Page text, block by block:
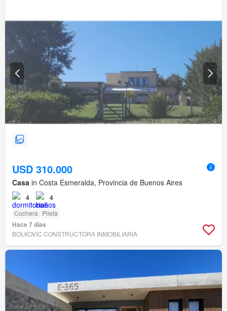
USD 310.000
Casa in Costa Esmeralda, Provincia de Buenos Aires
4 4
Cochera Pileta
Hace 7 días
BOLKOVIC CONSTRUCTORA INMOBILIARIA